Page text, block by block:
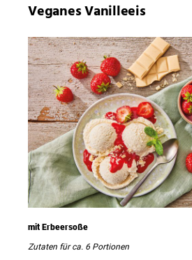
Veganes Vanilleeis
mit Erbeersoße
Zutaten für ca. 6 Portionen